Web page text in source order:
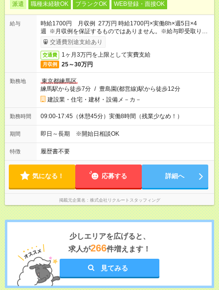
派遣 職種未経験OK ブランクOK WEB登録・面接OK
給与
時給1700円 月収例 27万円 時給1700円×実働8h×週5日×4
週 ※月収例を保証するものではありません。※給与即受取りサ
ービス利用可（利用条件有）
交通費別途支給あり
交通費 1ヶ月3万円を上限として実費支給
月収例 25～30万円
勤務地
東京都練馬区
練馬駅から徒歩7分 / 豊島園(都営線)駅から徒歩12分
建設業・住宅・建材・設備メ－カ－
勤務時間 09:00-17:45（休憩45分）実働8時間（残業少なめ！）
期間 即日～長期 ※開始日相談OK
特徴 履歴書不要
気になる！ 応募する 詳細へ
掲載元企業名 株式会社リクルートスタッフィング
少しエリアを広げると、
求人が266件増えます！
見てみる